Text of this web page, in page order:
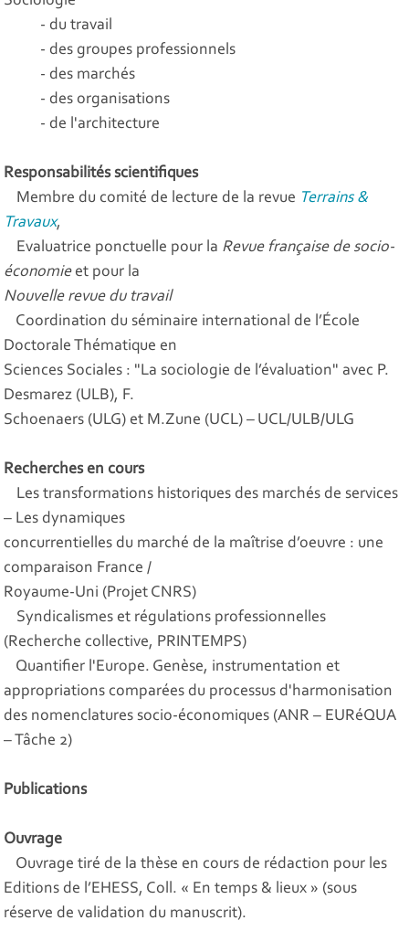
- du travail
- des groupes professionnels
- des marchés
- des organisations
- de l'architecture
Responsabilités scientifiques
Membre du comité de lecture de la revue Terrains &
Travaux,
Evaluatrice ponctuelle pour la Revue française de socio-
économieet pour la
Nouvelle revue du travail
Coordination du séminaire international de l’École
Doctorale Thématique en
Sciences Sociales : "La sociologie de l’évaluation" avec P.
Desmarez (ULB), F.
Schoenaers (ULG) et M.Zune (UCL) – UCL/ULB/ULG
Recherches en cours
Les transformations historiques des marchés de services
– Les dynamiques
concurrentielles du marché de la maîtrise d’oeuvre : une
comparaison France /
Royaume-Uni (Projet CNRS)
Syndicalismes et régulations professionnelles
(Recherche collective, PRINTEMPS)
Quantifier l'Europe. Genèse, instrumentation et
appropriations comparées du processus d'harmonisation
des nomenclatures socio-économiques (ANR – EURéQUA
– Tâche 2)
Publications
Ouvrage
Ouvrage tiré de la thèse en cours de rédaction pour les
Editions de l’EHESS, Coll. « En temps & lieux » (sous
réserve de validation du manuscrit).